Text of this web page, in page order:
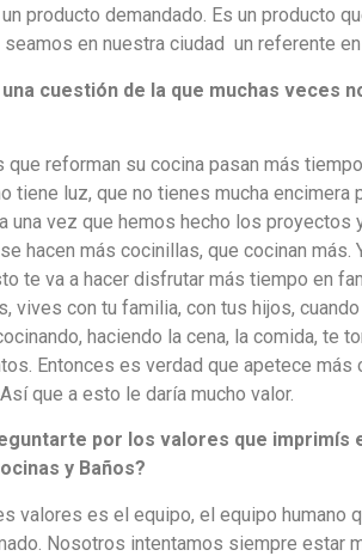
producto demandado. Es un producto
en nuestra ciudad un referente
cuestión de la que muchas veces
reforman su cocina pasan más
tiene luz, que no tienes mucha encimera
una vez que hemos hecho los
hacen más cocinillas, que cocinan más.
te va a hacer disfrutar más tiempo en
vives con tu familia, con tus hijos,
haciendo la cena, la comida, te
Entonces es verdad que apetece
que a esto le daría mucho valor.
por los valores que imprimís
y Baños?
valores es el equipo, el equipo humano
Nosotros intentamos siempre estar